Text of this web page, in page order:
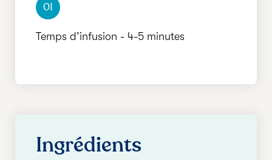
01
Temps d’infusion - 4-5 minutes
Ingrédients